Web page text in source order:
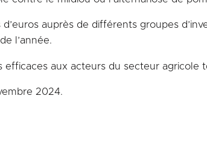
auprès de différents groupes
l’année.
aux acteurs du secteur agricole
2024.